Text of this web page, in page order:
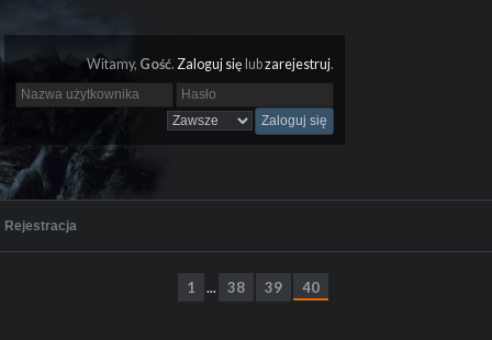
Witamy, Gość. Zaloguj się lubzarejestruj.
Rejestracja
1 ... 38 39 40